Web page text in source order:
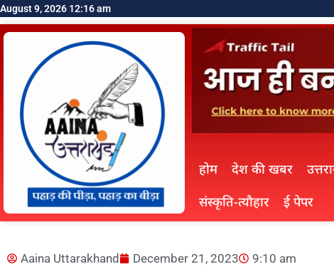
August 9, 2026 12:16 am
होम देश की खबर
संस्कृति-त्यौहार
ई पेपर
Aaina Uttarakhand December 21, 2023 9:10 am